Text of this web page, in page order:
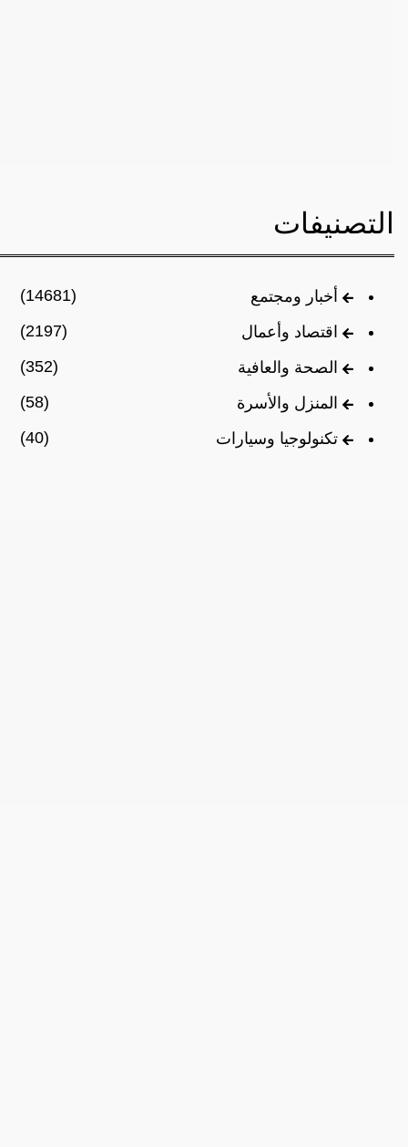
التصنيفات
أخبار ومجتمع
(14681)
اقتصاد وأعمال
(2197)
الصحة والعافية
(352)
المنزل والأسرة
(58)
تكنولوجيا وسيارات
(40)